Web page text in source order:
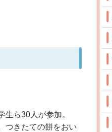
ら30人が参加。
つきたての餅をおい